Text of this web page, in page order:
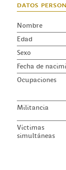
datos
Nombre
Edad
Sexo
Fecha de
Ocupaciones
Militancia
Víctimas
simultáneas